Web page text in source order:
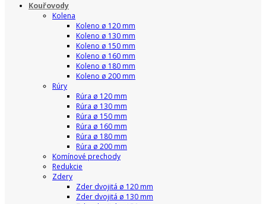
Kouřovody
Kolena
Koleno ø 120 mm
Koleno ø 130 mm
Koleno ø 150 mm
Koleno ø 160 mm
Koleno ø 180 mm
Koleno ø 200 mm
Rúry
Rúra ø 120 mm
Rúra ø 130 mm
Rúra ø 150 mm
Rúra ø 160 mm
Rúra ø 180 mm
Rúra ø 200 mm
Komínové prechody
Redukcie
Zdery
Zder dvojitá ø 120 mm
Zder dvojitá ø 130 mm